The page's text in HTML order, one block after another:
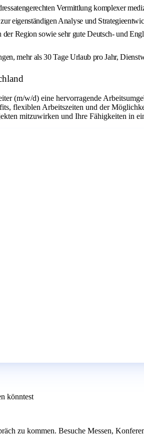
Vermittlung komplexer
eigenständigen Analyse und
Region sowie sehr gute Deutsch- und
mehr als 30 Tage Urlaub pro Jahr,
(m/w/d) eine hervorragende
flexiblen Arbeitszeiten und der
mitzuwirken und Ihre Fähigkeiten in
könntest
zu kommen. Besuche Messen,